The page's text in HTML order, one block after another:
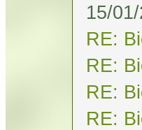
15/
RE:
RE:
RE:
RE: